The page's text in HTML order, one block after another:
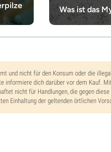
Was ist das
und nicht für den Konsum oder die
informiere dich darüber vor dem Kauf.
nicht für Handlungen, die gegen
Einhaltung der geltenden örtlichen